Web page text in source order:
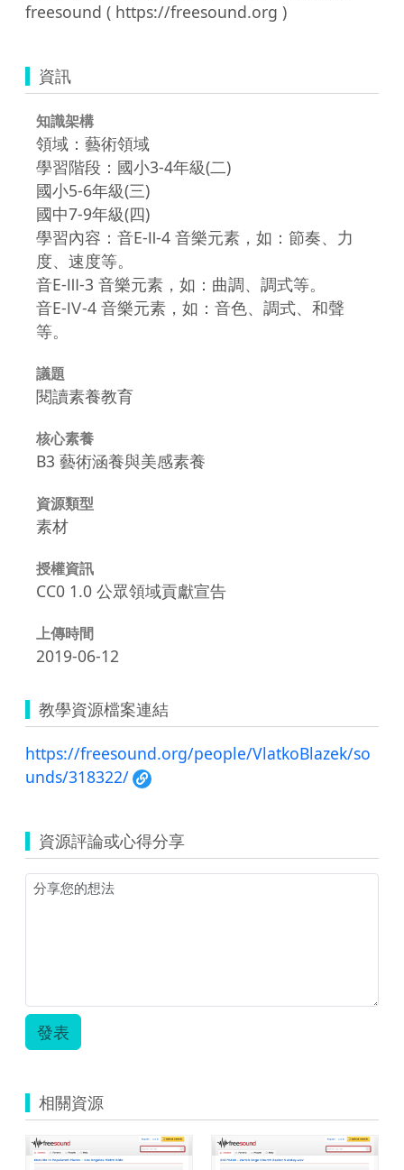
資訊
知識架構
領域：藝術領域
學習階段：國小3-4年級(二)
國小5-6年級(三)
國中7-9年級(四)
學習內容：音E-Ⅱ-4 音樂元素，如：節奏、力
度、速度等。
音E-Ⅲ-3 音樂元素，如：曲調、調式等。
音E-Ⅳ-4 音樂元素，如：音色、調式、和聲
等。
議題
閱讀素養教育
核心素養
B3 藝術涵養與美感素養
資源類型
素材
授權資訊
CC0 1.0 公眾領域貢獻宣告
上傳時間
2019-06-12
教學資源檔案連結
https://freesound.org/people/VlatkoBlazek/so
unds/318322/
資源評論或心得分享
發表
相關資源